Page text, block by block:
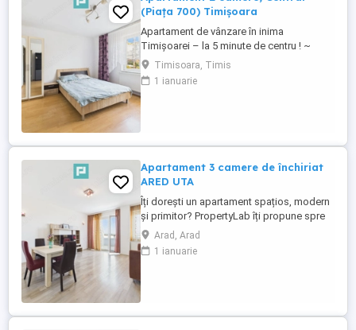
(Piața 700) Timișoara
Apartament de vânzare în inima
Timișoarei – la 5 minute de centru ! ~
Locația este ideală dacă îți dorești acces
rapid către toate punctele centrale din
oraș. ~ Este potrivit atât pentru locuit, cât
Timisoara, Timis
1 ianuarie
Apartament 3 camere de închiriat
ARED UTA
Îți dorești un apartament spațios, modern
și primitor? PropertyLab îți propune spre
închiriere un apartament cu 3 camere,
având o suprafață utilă de 105 mp, situat
în complexul rezidențial ARED UTA.
...
Arad, Arad
1 ianuarie